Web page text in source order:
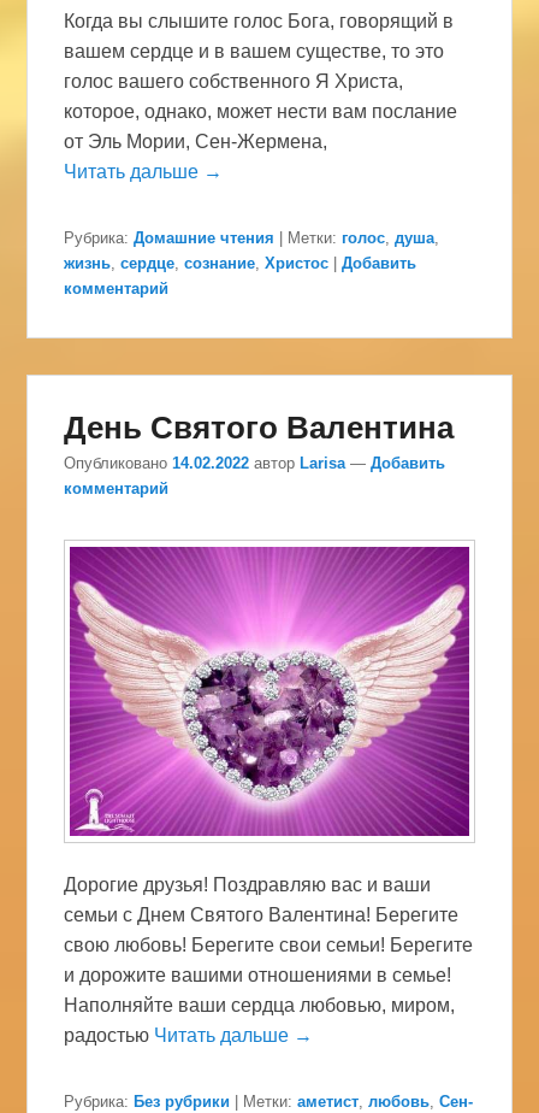
Когда вы слышите голос Бога, говорящий в
вашем сердце и в вашем существе, то это
голос вашего собственного Я Христа,
которое, однако, может нести вам послание
от Эль Мории, Сен-Жермена,
Читать дальше →
Рубрика: Домашние чтения Метки: голос,душа,
жизнь,сердце,сознание,Христос |Добавить
комментарий
День Святого Валентина
Опубликовано14.02.2022 автор Larisa —Добавить
комментарий
Дорогие друзья! Поздравляю вас и ваши
семьи с Днем Святого Валентина! Берегите
свою любовь! Берегите свои семьи! Берегите
и дорожите вашими отношениями в семье!
Наполняйте ваши сердца любовью, миром,
радостью Читать дальше →
Рубрика: Без рубрики Метки: аметист,любовь,Сен-